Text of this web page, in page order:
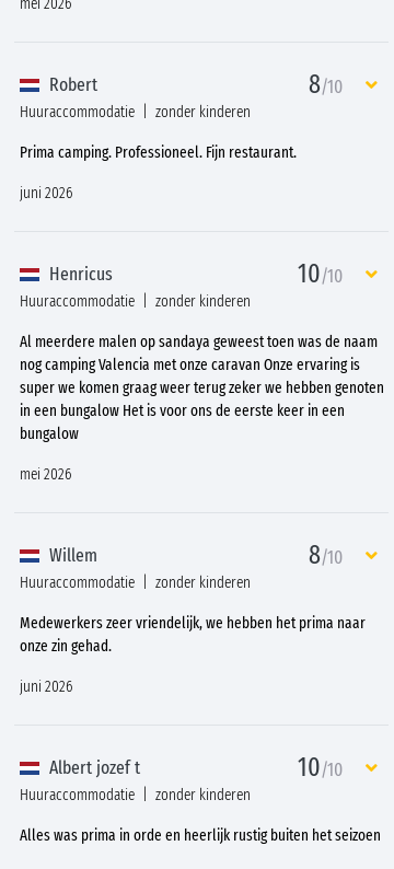
Robert 8/10
Huuraccommodatie zonder kinderen
Prima camping. Professioneel. Fijn restaurant.
juni 2026
Henricus 10/10
Huuraccommodatie zonder kinderen
Al meerdere malen op sandaya geweest toen was de naam
nog camping Valencia met onze caravan Onze ervaring is
super we komen graag weer terug zeker we hebben genoten
in een bungalow Het is voor ons de eerste keer in een
bungalow
mei 2026
Willem 8/10
Huuraccommodatie zonder kinderen
Medewerkers zeer vriendelijk, we hebben het prima naar
onze zin gehad.
juni 2026
Albert jozef t 10/10
Huuraccommodatie zonder kinderen
Alles was prima in orde en heerlijk rustig buiten het seizoen